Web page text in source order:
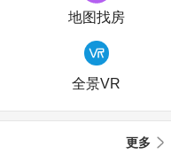
地图找房
全景VR
更多